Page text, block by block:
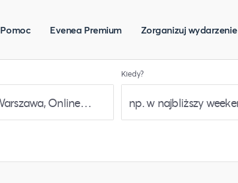
Pomoc Evenea Premium Zorganizuj wydarzenie
Kiedy?